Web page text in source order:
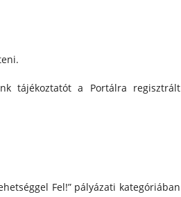
tájékoztatót a Portálra regisztrált
Fel!” pályázati kategóriában